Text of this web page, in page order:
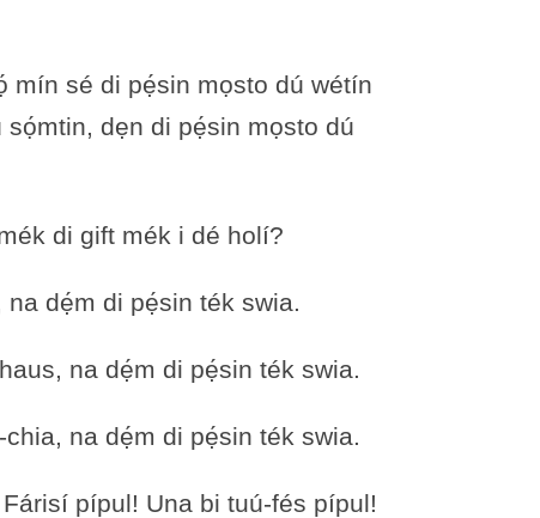
mín sé di pẹ́sin mọsto dú wétín
dẹn di pẹ́sin mọsto dú
di gift mék i dé holí?
dẹ́m di pẹ́sin ték swia.
na dẹ́m di pẹ́sin ték swia.
na dẹ́m di pẹ́sin ték swia.
pípul! Una bi tuú-fés pípul!